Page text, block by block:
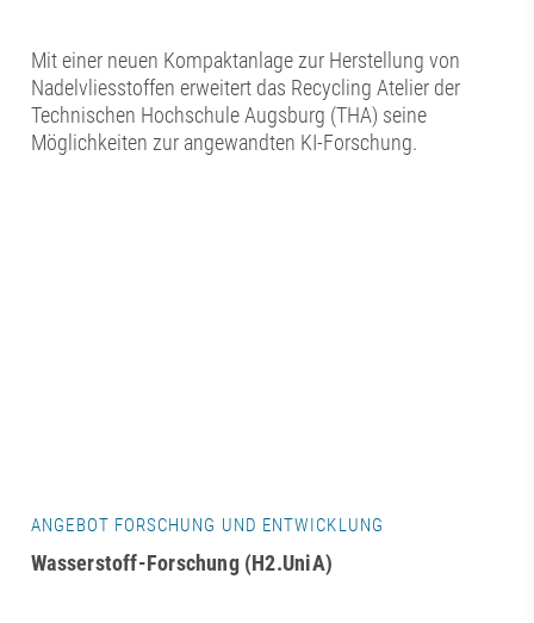
Mit einer neuen Kompaktanlage zur Herstellung von
Nadelvliesstoffen erweitert das Recycling Atelier der
Technischen Hochschule Augsburg (THA) seine
Möglichkeiten zur angewandten KI-Forschung.
ANGEBOT FORSCHUNG UND ENTWICKLUNG
Wasserstoff-Forschung (H2.UniA)